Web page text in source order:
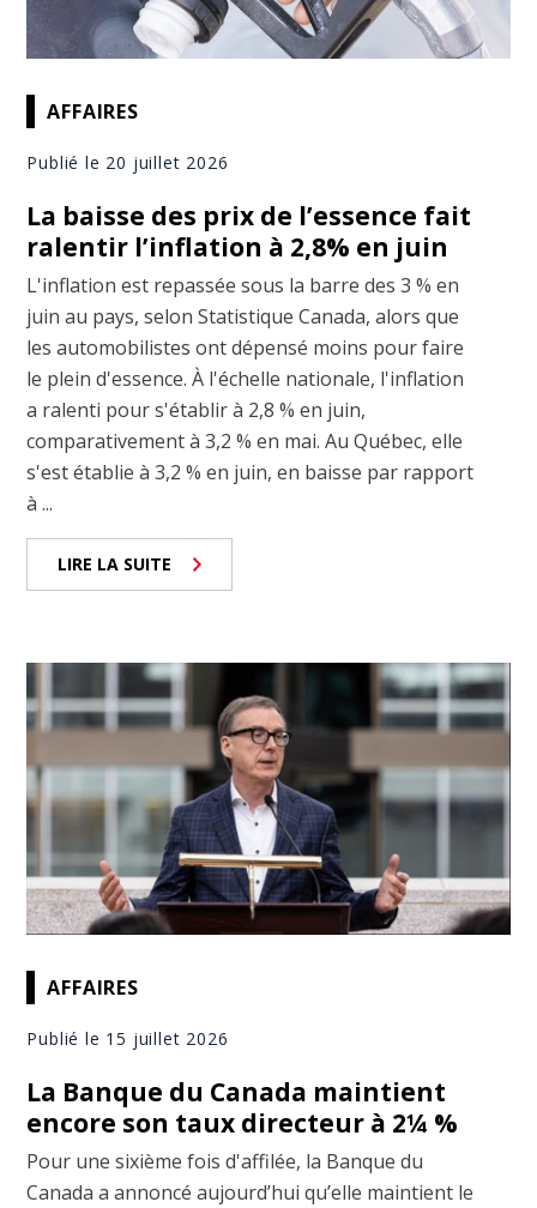
AFFAIRES
Publié le 20 juillet 2026
La baisse des prix de l’essence fait
ralentir l’inflation à 2,8% en juin
L'inflation est repassée sous la barre des 3 % en
juin au pays, selon Statistique Canada, alors que
les automobilistes ont dépensé moins pour faire
le plein d'essence. À l'échelle nationale, l'inflation
a ralenti pour s'établir à 2,8 % en juin,
comparativement à 3,2 % en mai. Au Québec, elle
s'est établie à 3,2 % en juin, en baisse par rapport
à ...
LIRE LA SUITE
AFFAIRES
Publié le 15 juillet 2026
La Banque du Canada maintient
encore son taux directeur à 2¼ %
Pour une sixième fois d'affilée, la Banque du
Canada a annoncé aujourd’hui qu’elle maintient le